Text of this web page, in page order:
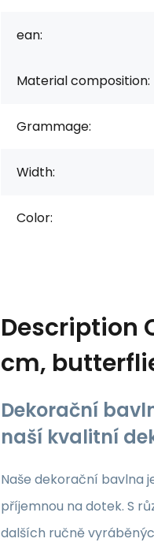
ean:
Material composition:
Grammage:
Width:
Color:
Description
cm,
Dekorační
naší kvalitní
Naše dekorační bavlna
příjemnou na dotek. S
dalších ručně